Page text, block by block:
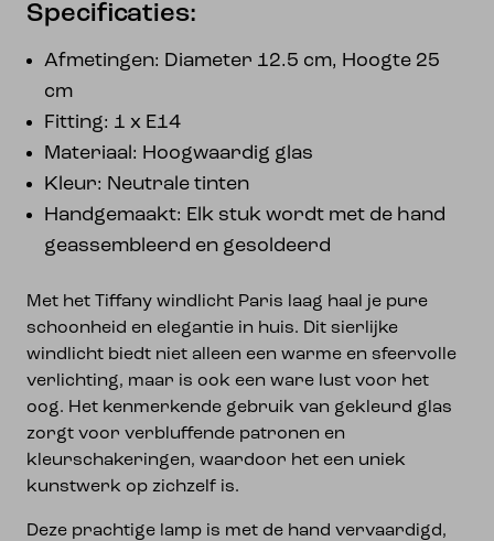
Specificaties:
Afmetingen: Diameter 12.5 cm, Hoogte 25
cm
Fitting: 1 x E14
Materiaal: Hoogwaardig glas
Kleur: Neutrale tinten
Handgemaakt: Elk stuk wordt met de hand
geassembleerd en gesoldeerd
Met het Tiffany windlicht Paris laag haal je pure
schoonheid en elegantie in huis. Dit sierlijke
windlicht biedt niet alleen een warme en sfeervolle
verlichting, maar is ook een ware lust voor het
oog. Het kenmerkende gebruik van gekleurd glas
zorgt voor verbluffende patronen en
kleurschakeringen, waardoor het een uniek
kunstwerk op zichzelf is.
Deze prachtige lamp is met de hand vervaardigd,